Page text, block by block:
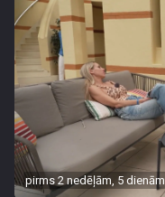
pirms 2 nedēļām, 5 dienām